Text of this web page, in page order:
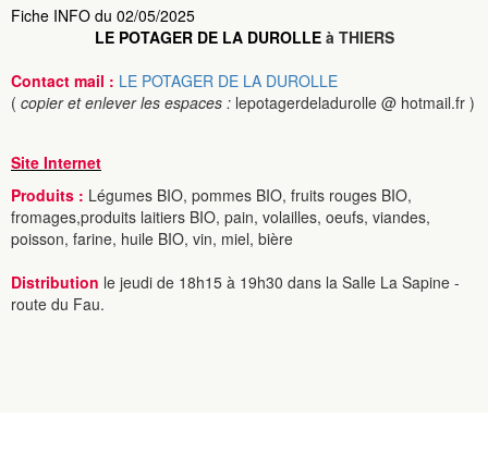
Fiche INFO du 02/05/2025
LE POTAGER DE LA DUROLLEà THIERS
Contact mail : LE POTAGER DE LA DUROLLE
( copier et enlever les espaces : lepotagerdeladurolle @ hotmail.fr )
Site Internet
Produits : Légumes BIO, pommes BIO, fruits rouges BIO,
fromages,produits laitiers BIO, pain, volailles, oeufs, viandes,
poisson, farine, huile BIO, vin, miel, bière
Distribution le jeudi de 18h15 à 19h30 dans la Salle La Sapine -
route du Fau.